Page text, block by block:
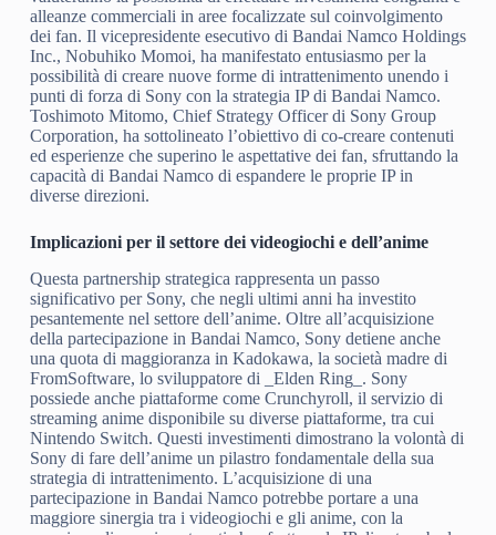
alleanze commerciali in aree focalizzate sul coinvolgimento
dei fan. Il vicepresidente esecutivo di Bandai Namco Holdings
Inc., Nobuhiko Momoi, ha manifestato entusiasmo per la
possibilità di creare nuove forme di intrattenimento unendo i
punti di forza di Sony con la strategia IP di Bandai Namco.
Toshimoto Mitomo, Chief Strategy Officer di Sony Group
Corporation, ha sottolineato l’obiettivo di co-creare contenuti
ed esperienze che superino le aspettative dei fan, sfruttando la
capacità di Bandai Namco di espandere le proprie IP in
diverse direzioni.
Implicazioni per il settore dei videogiochi e dell’anime
Questa partnership strategica rappresenta un passo
significativo per Sony, che negli ultimi anni ha investito
pesantemente nel settore dell’anime. Oltre all’acquisizione
della partecipazione in Bandai Namco, Sony detiene anche
una quota di maggioranza in Kadokawa, la società madre di
FromSoftware, lo sviluppatore di _Elden Ring_. Sony
possiede anche piattaforme come Crunchyroll, il servizio di
streaming anime disponibile su diverse piattaforme, tra cui
Nintendo Switch. Questi investimenti dimostrano la volontà di
Sony di fare dell’anime un pilastro fondamentale della sua
strategia di intrattenimento. L’acquisizione di una
partecipazione in Bandai Namco potrebbe portare a una
maggiore sinergia tra i videogiochi e gli anime, con la